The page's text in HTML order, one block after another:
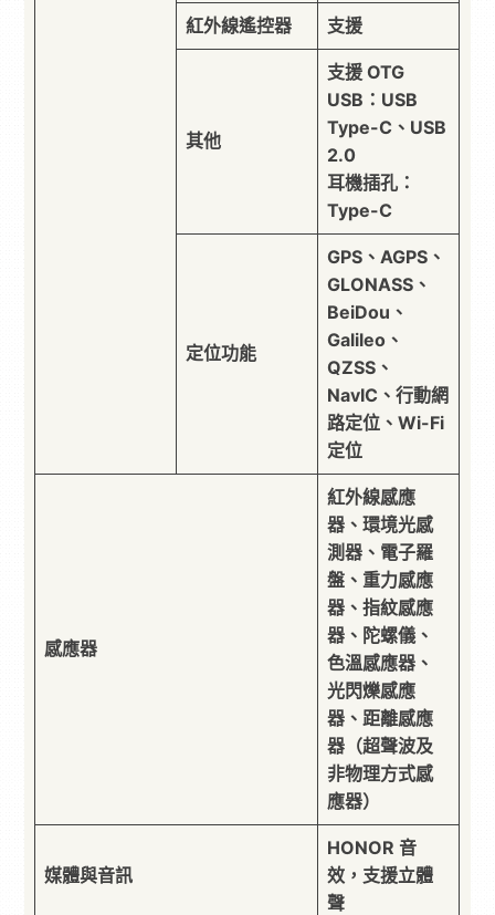
紅外線遙控器 支援
其他
支援 OTG
USB：USB
Type-C、USB
2.0
耳機插孔：
Type-C
定位功能
GPS、AGPS、
GLONASS、
BeiDou、
Galileo、
QZSS、
NavIC、行動網
路定位、Wi-Fi
定位
感應器
紅外線感應
器、環境光感
測器、電子羅
盤、重力感應
器、指紋感應
器、陀螺儀、
色溫感應器、
光閃爍感應
器、距離感應
器（超聲波及
非物理方式感
應器）
媒體與音訊
HONOR 音
效，支援立體
聲